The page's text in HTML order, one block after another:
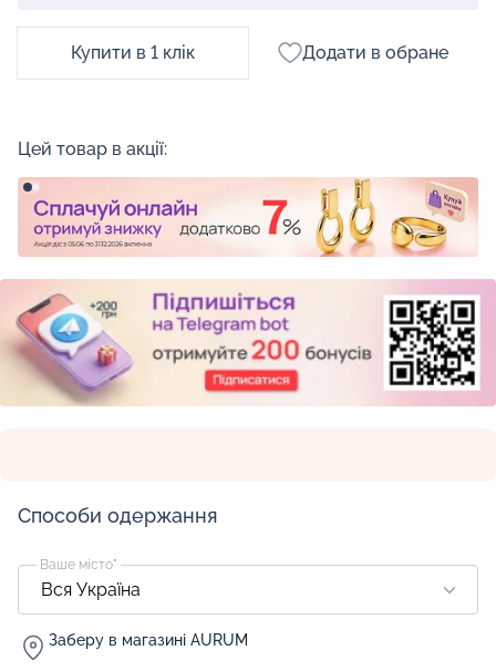
Купити в 1 клік Додати в обране
Цей товар в акції:
Способи одержання
Ваше місто*
Заберу в магазині AURUM